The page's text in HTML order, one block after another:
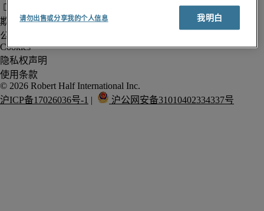
欺诈警告
公司信息
Cookies
隐私权声明
使用条款
沪ICP备17026036号-1 | 沪公网安备31010402334337号
请勿出售或分享我的个人信息 我明白